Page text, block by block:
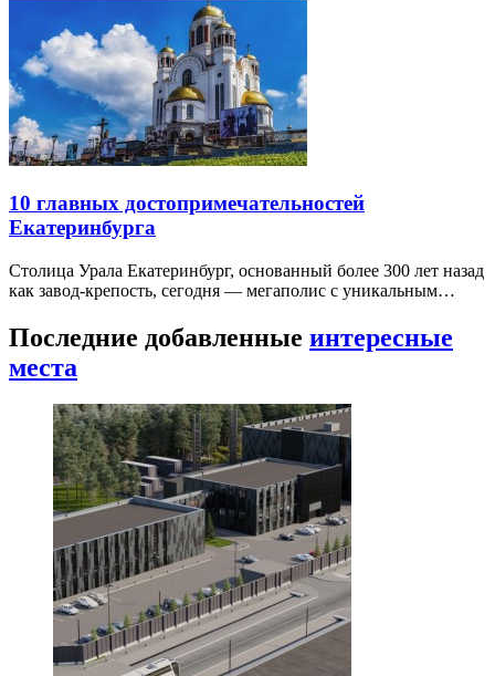
10 главных достопримечательностей
Екатеринбурга
Столица Урала Екатеринбург, основанный более 300 лет назад
как завод-крепость, сегодня — мегаполис с уникальным…
Последние добавленные интересные
места